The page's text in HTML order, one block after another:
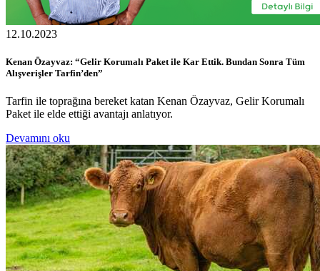
12.10.2023
Kenan Özayvaz: “Gelir Korumalı Paket ile Kar Ettik. Bundan Sonra Tüm
Alışverişler Tarfin’den”
Tarfin ile toprağına bereket katan Kenan Özayvaz, Gelir Korumalı
Paket ile elde ettiği avantajı anlatıyor.
Devamını oku